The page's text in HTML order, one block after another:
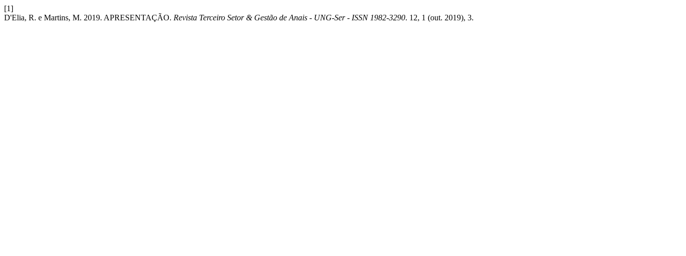
[1]
D'Elia, R. e Martins, M. 2019. APRESENTAÇÃO. Revista Terceiro Setor & Gestão de Anais - UNG-Ser - ISSN 1982-3290. 12, 1 (out. 2019), 3.